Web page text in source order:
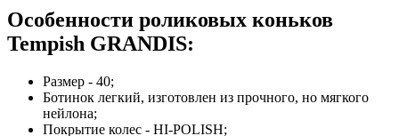
Особенности роликовых коньков
Tempish GRANDIS:
Размер - 40;
Ботинок легкий, изготовлен из прочного, но мягкого
нейлона;
Покрытие колес - HI-POLISH;